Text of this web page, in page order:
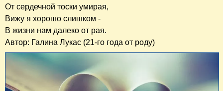
От сердечной тоски умирая,
Вижу я хорошо слишком -
В жизни нам далеко от рая.
Автор: Галина Лукас (21-го года от роду)